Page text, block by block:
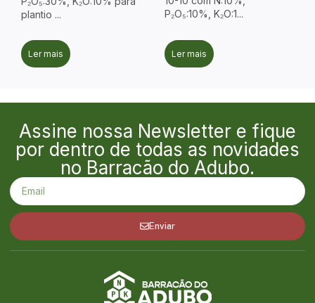
plantio ...
Ler mais
P₂O₅:10%, K₂O:1...
Ler mais
Assine nossa Newsletter e fique
por dentro de todas as novidades
no Barracão do Adubo.
Enviar